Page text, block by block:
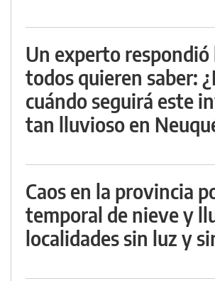
Un experto respondió
todos quieren saber:
cuándo seguirá este
tan lluvioso en
Caos en la provincia
temporal de nieve y
localidades sin luz y